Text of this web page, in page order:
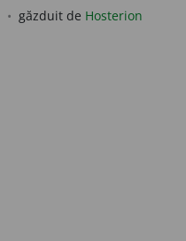
găzduit de Hosterion